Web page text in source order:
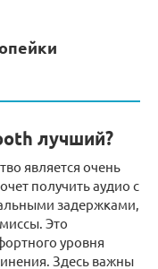
лучший?
является очень
получить аудио с
задержками,
Это
уровня
Здесь важны